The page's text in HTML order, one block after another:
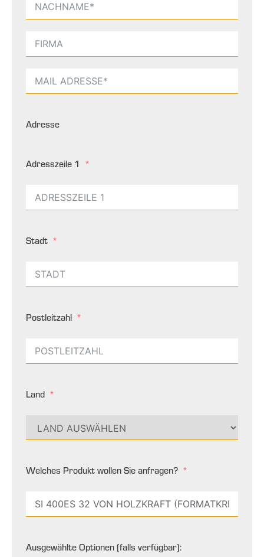
Adresse
Adresszeile 1
Stadt
Postleitzahl
Land
Welches Produkt wollen Sie anfragen?
Ausgewählte Optionen (falls verfügbar):